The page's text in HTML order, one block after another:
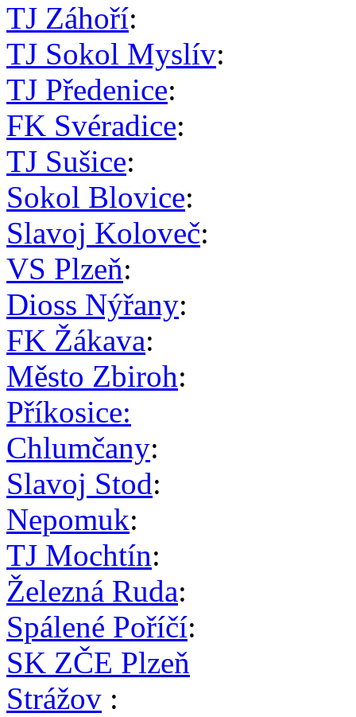
TJ Záhoří:
TJ Sokol Myslív:
TJ Předenice:
FK Svéradice:
TJ Sušice:
Sokol Blovice:
Slavoj Koloveč:
VS Plzeň:
Dioss Nýřany:
FK Žákava:
Město Zbiroh:
Příkosice:
Chlumčany:
Slavoj Stod:
Nepomuk:
TJ Mochtín:
Železná Ruda:
Spálené Poříčí:
SK ZČE Plzeň
Strážov :